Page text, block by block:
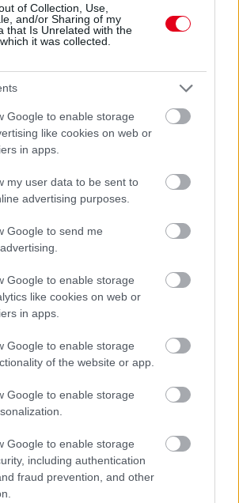
of Collection, Use,
and/or Sharing of my
that Is Unrelated with the
it was collected.
Google to enable storage
like cookies on web or
in apps.
my user data to be sent to
advertising purposes.
Google to send me
Google to enable storage
like cookies on web or
in apps.
Google to enable storage
of the website or app.
Google to enable storage
Google to enable storage
including authentication
fraud prevention, and other
hogy Alonso marad az
Newey-nak, hogy Fernando Alonso
Martin projekt részese lehet, és biztos
is így marad. Bár a korábbi hetekben
arról, hogy a kétszeres F1-es
utolsó időszakra visszatérhet az Alpine-
többször is hűségesküt tett az Aston
azért arra engednek következtetni, hogy
hogy versenyzői minőségben teszi-e ezt,
az új szabályrendszerben már nem élvezi
Newey szavai is, amikor arról kérdezték
megtartsák Alonsót, és szerintük
gyenge szereplése fényében is:
egy lenyűgöző versenyző. Óriási
mind a visszajelzéseivel, mind a
természetesen fontos számunkra.
vagyok benne, hogy Fernando élvezi a
és technikai szakvezető.